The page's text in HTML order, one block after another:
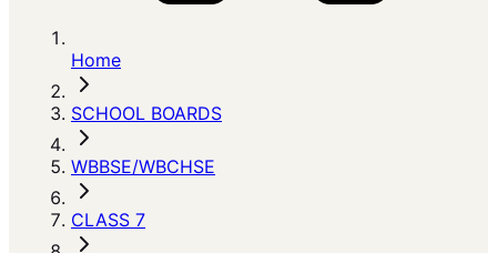
Home
SCHOOL BOARDS
WBBSE/WBCHSE
CLASS 7